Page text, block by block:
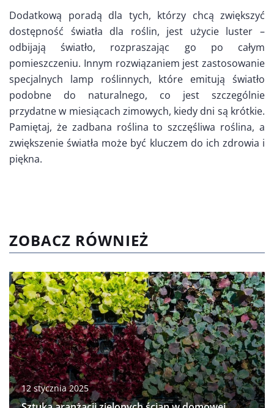
Dodatkową poradą dla tych, którzy chcą zwiększyć
dostępność światła dla roślin, jest użycie luster –
odbijają światło, rozpraszając go po całym
pomieszczeniu. Innym rozwiązaniem jest zastosowanie
specjalnych lamp roślinnych, które emitują światło
podobne do naturalnego, co jest szczególnie
przydatne w miesiącach zimowych, kiedy dni są krótkie.
Pamiętaj, że zadbana roślina to szczęśliwa roślina, a
zwiększenie światła może być kluczem do ich zdrowia i
piękna.
ZOBACZ RÓWNIEŻ
12 stycznia 2025